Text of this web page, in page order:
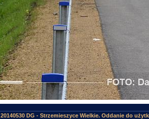
20140530 DG - Strzemieszyce Wielkie. Oddanie do